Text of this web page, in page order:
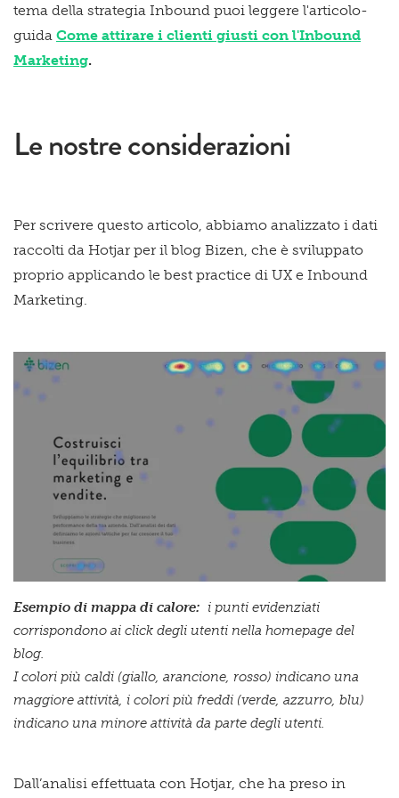
tema della strategia Inbound puoi leggere l'articolo-
guida Come attirare i clienti giusti con l'Inbound
Marketing.
Le nostre considerazioni
Per scrivere questo articolo, abbiamo analizzato i dati
raccolti da Hotjar per il blog Bizen, che è sviluppato
proprio applicando le best practice di UX e Inbound
Marketing.
Esempio di mappa di calore: i punti evidenziati
corrispondono ai click degli utenti nella homepage del
blog.
Icolori più caldi (giallo, arancione, rosso) indicano una
maggiore attività, i colori più freddi (verde, azzurro, blu)
indicano una minore attività da parte degli utenti.
Dall’analisi effettuata con Hotjar, che ha preso in